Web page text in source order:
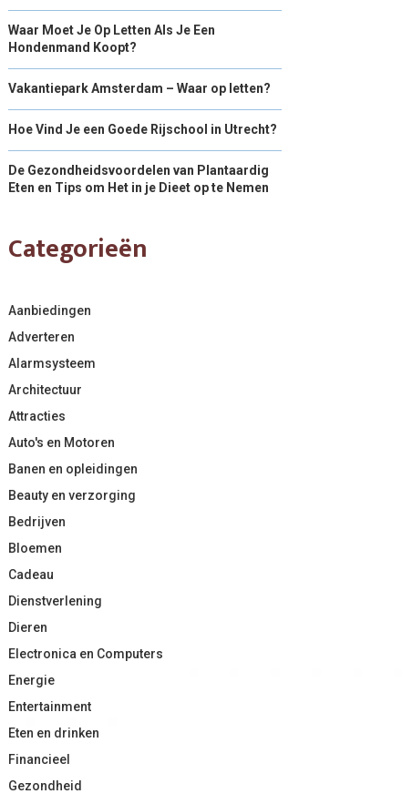
Waar Moet Je Op Letten Als Je Een
Hondenmand Koopt?
Vakantiepark Amsterdam – Waar op letten?
Hoe Vind Je een Goede Rijschool in Utrecht?
De Gezondheidsvoordelen van Plantaardig
Eten en Tips om Het in je Dieet op te Nemen
Categorieën
Aanbiedingen
Adverteren
Alarmsysteem
Architectuur
Attracties
Auto's en Motoren
Banen en opleidingen
Beauty en verzorging
Bedrijven
Bloemen
Cadeau
Dienstverlening
Dieren
Electronica en Computers
Energie
Entertainment
Eten en drinken
Financieel
Gezondheid